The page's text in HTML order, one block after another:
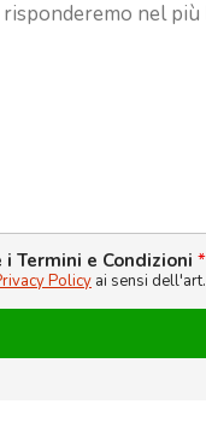
Termini e Condizioni *
Policy ai sensi